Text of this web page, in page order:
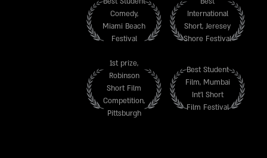
International
Short, Jeresey
Shore Festival
Comedy,
Miami Beach
Festival
Best Student
Film, Mumbai
Int'l Short
Film Festival
1st prize,
Robinson
Short Film
Competition,
Pittsburgh